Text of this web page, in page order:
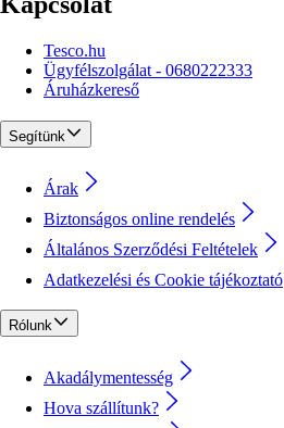
Tesco.hu
Ügyfélszolgálat - 0680222333
Áruházkereső
Segítünk
Árak
Biztonságos online rendelés
Általános Szerződési Feltételek
Adatkezelési és Cookie tájékoztató
Rólunk
Akadálymentesség
Hova szállítunk?